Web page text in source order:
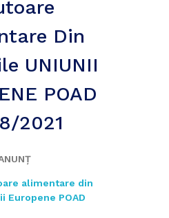
Din
UNIUNII
POAD
2021
alimentare din
Europene POAD